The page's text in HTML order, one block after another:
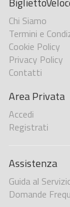
Chi Siamo
Termini e
Cookie Policy
Privacy Policy
Contatti
Area Privata
Accedi
Registrati
Assistenza
Guida al
Domande